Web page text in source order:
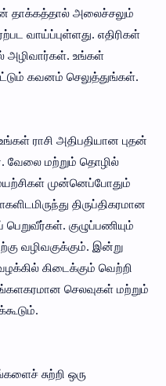
தாக்கத்தால் அலைச்சலும்
வாய்ப்புள்ளது. எதிரிகள்
அழிவார்கள். உங்கள்
கவனம் செலுத்துங்கள்.
ராசி அதிபதியான புதன்
வேலை மற்றும் தொழில்
முன்னெப்போதும்
திருப்திகரமான
குழுப்பணியும்
வழிவகுக்கும். இன்று
கிடைக்கும் வெற்றி
செலவுகள் மற்றும்
சுற்றி ஒரு